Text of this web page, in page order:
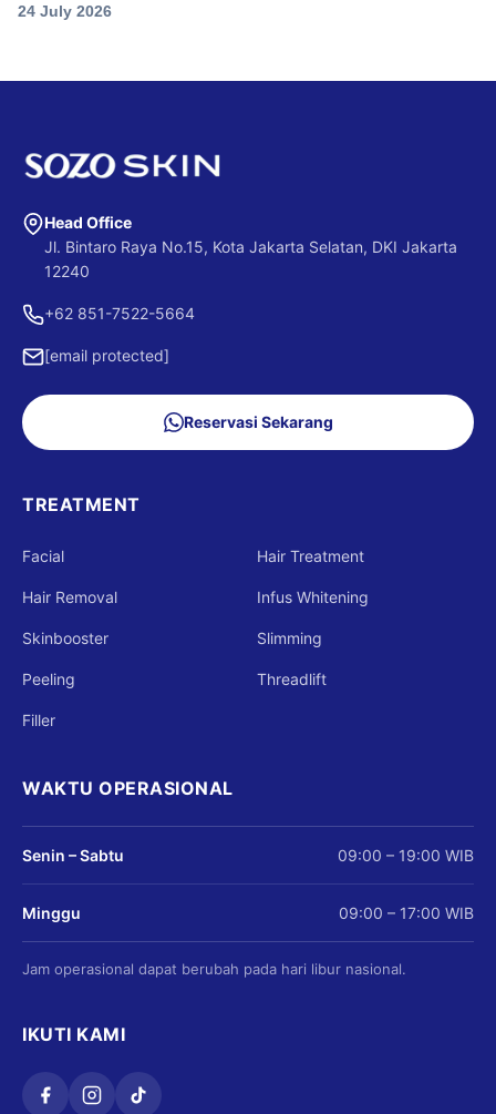
24 July 2026
Head Office
Jl. Bintaro Raya No.15, Kota Jakarta Selatan, DKI Jakarta
12240
+62 851-7522-5664
[email protected]
Reservasi Sekarang
TREATMENT
Facial Hair Treatment
Hair Removal Infus Whitening
Skinbooster Slimming
Peeling Threadlift
Filler
WAKTU OPERASIONAL
Senin – Sabtu 09:00 – 19:00 WIB
Minggu 09:00 – 17:00 WIB
Jam operasional dapat berubah pada hari libur nasional.
IKUTI KAMI